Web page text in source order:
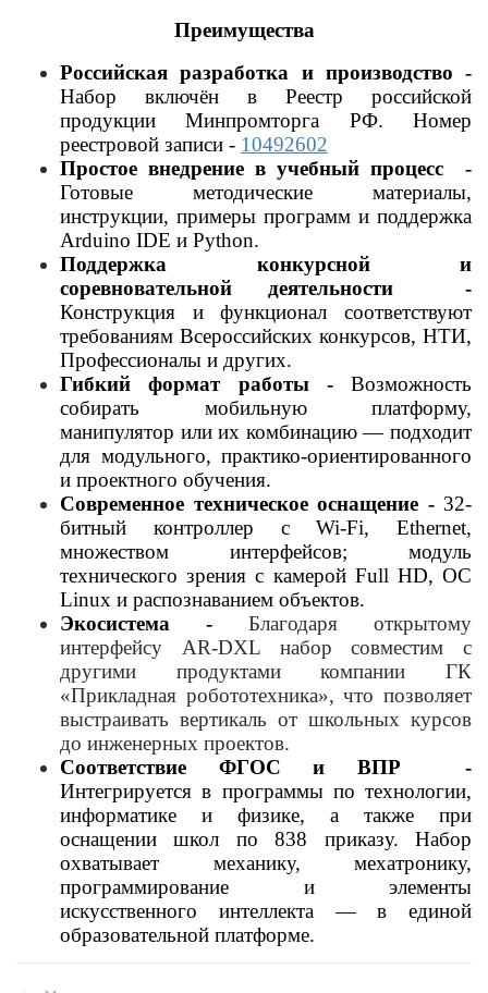
Преимущества
Российская разработка и производство -
Набор включён в Реестр российской
продукции Минпромторга РФ. Номер
реестровой записи - 10492602
Простое внедрение в учебный процесс -
Готовые методические материалы,
инструкции, примеры программ и поддержка
Arduino IDE и Python.
Поддержка конкурсной и
соревновательной деятельности -
Конструкция и функционал соответствуют
требованиям Всероссийских конкурсов, НТИ,
Профессионалы и других.
Гибкий формат работы - Возможность
собирать мобильную платформу,
манипулятор или их комбинацию — подходит
для модульного, практико-ориентированного
и проектного обучения.
Современное техническое оснащение - 32-
битный контроллер сWi‑Fi, Ethernet,
множеством интерфейсов; модуль
технического зрения с камерой Full HD, ОС
Linux и распознаванием объектов.
Экосистема - Благодаря открытому
интерфейсу AR-DXL набор совместим с
другими продуктами компании ГК
«Прикладная робототехника», что позволяет
выстраивать вертикаль от школьных курсов
до инженерных проектов.
Соответствие ФГОС и ВПР -
Интегрируется в программы по технологии,
информатике и физике, а также при
оснащении школ по 838 приказу. Набор
охватывает механику, мехатронику,
программирование и элементы
искусственного интеллекта — в единой
образовательной платформе.